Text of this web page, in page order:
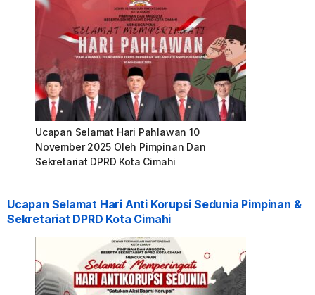
Ucapan Selamat Hari Pahlawan 10
November 2025 Oleh Pimpinan Dan
Sekretariat DPRD Kota Cimahi
Ucapan Selamat Hari Anti Korupsi Sedunia Pimpinan &
Sekretariat DPRD Kota Cimahi